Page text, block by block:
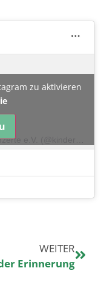
zu aktivieren
WEITER
Erinnerung